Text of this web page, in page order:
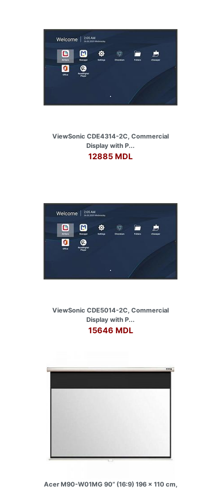
ViewSonic CDE4314-2C, Commercial
Display with P...
12885 MDL
ViewSonic CDE5014-2C, Commercial
Display with P...
15646 MDL
Acer M90-W01MG 90” (16:9) 196 x 110 cm,